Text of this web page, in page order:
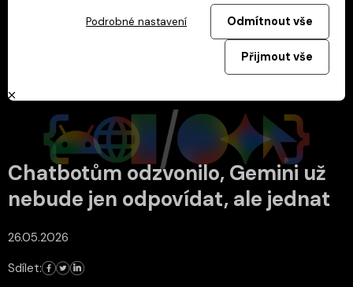
Chatbotům odzvonilo, Gemini už
nebude jen odpovídat, ale jednat
26.05.2026
Sdílet:
Podrobné nastavení Odmítnout vše
Přijmout vše